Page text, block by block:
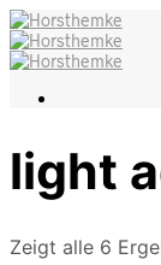
light
Zeigt alle 6